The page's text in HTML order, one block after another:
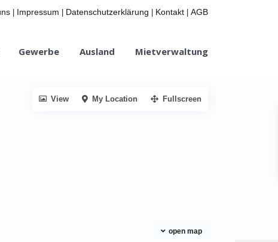
Impressum Datenschutzerklärung Kontakt AGB
Gewerbe Ausland Mietverwaltung
open map
View My Location Fullscreen